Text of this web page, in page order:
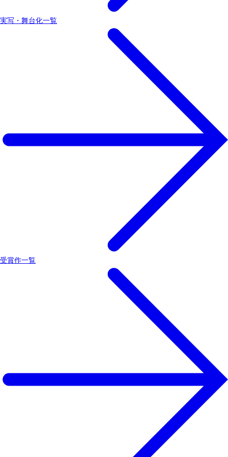
実写・舞台化一覧
受賞作一覧